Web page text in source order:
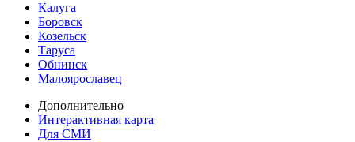
Калуга
Боровск
Козельск
Таруса
Обнинск
Малоярославец
Дополнительно
Интерактивная карта
Для СМИ